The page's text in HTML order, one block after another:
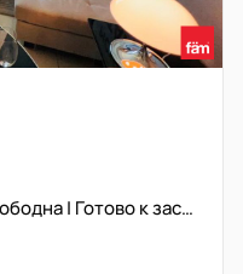
Полностью меблирована | Свободна | Готово к заселению